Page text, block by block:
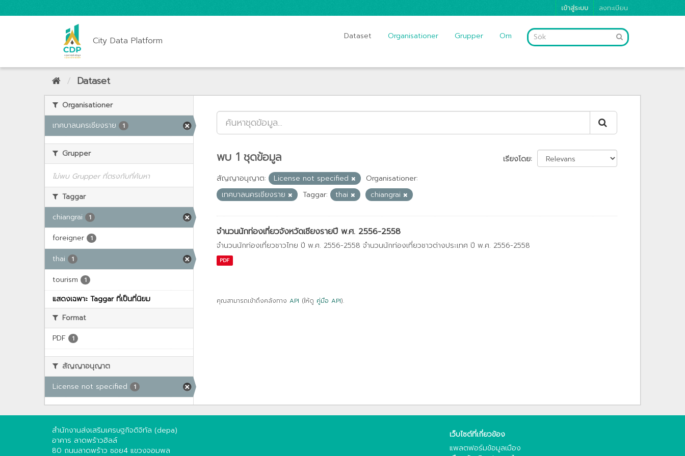
เข้าสู่ระบบ ลงทะเบียน
City Data Platform Dataset Organisationer Grupper Om
Dataset
Organisationer
เทศบาลนครเชียงราย
1
Grupper
ไม่พบ Grupper ที่ตรงกับที่ค้นหา
Taggar
chiangrai
1
foreigner 1
thai 1
tourism 1
แสดงเฉพาะ Taggar ที่เป็นที่นิยม
Format
PDF
1
สัญญาอนุญาต
License not specified
1
เรียงโดย
พบ 1 ชุดข้อมูล
สัญญาอนุญาต: License not specified
Organisationer:
เทศบาลนครเชียงราย
Taggar: thai chiangrai
จำนวนนักท่องเที่ยวจังหวัดเชียงรายปี พ.ศ. 2556-2558
จำนวนนักท่องเที่ยวชาวไทย ปี พ.ศ. 2556-2558 จำนวนนักท่องเที่ยวชาวต่างประเทศ ปี พ.ศ. 2556-2558
PDF
คุณสามารถเข้าถึงคลังทาง API (ให้ดู คู่มือ API).
สำนักงานส่งเสริมเศรษฐกิจดิจิทัล (depa)
อาคาร ลาดพร้าวฮิลล์
80 ถนนลาดพร้าว ซอย4 แขวงจอมพล
เว็บไซต์ที่เกี่ยวข้อง
แพลตฟอร์มข้อมูลเมือง